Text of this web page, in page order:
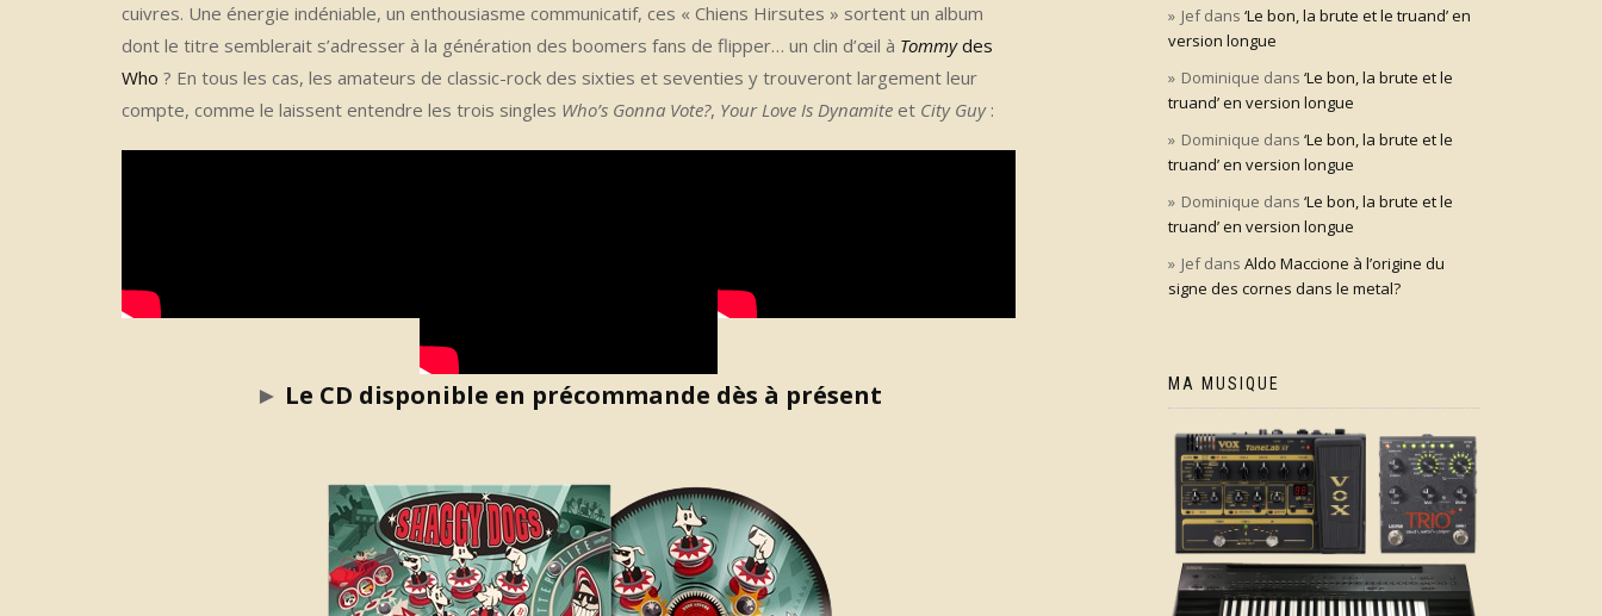
cuivres. Une énergie indéniable, un enthousiasme communicatif, ces « Chiens Hirsutes » sortent un album
dont le titre semblerait s’adresser à la génération des boomers fans de flipper… un clin d’œil à Tommydes
Who ? En tous les cas, les amateurs de classic-rock des sixties et seventies y trouveront largement leur
compte, comme le laissent entendre les trois singles Who’s Gonna Vote?, Your Love Is Dynamite et City Guy:
► Le CD disponible en précommande dès à présent
Jefdans ‘Le bon, la brute et le truand’ en
version longue
Dominique dans ‘Le bon, la brute et le
truand’ en version longue
Dominique dans ‘Le bon, la brute et le
truand’ en version longue
Dominique dans ‘Le bon, la brute et le
truand’ en version longue
Jefdans Aldo Maccione à l’origine du
signe des cornes dans le metal?
MA MUSIQUE